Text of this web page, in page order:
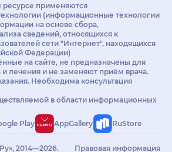
применяются
(информационные технологии
на основе сбора,
сведений, относящихся к
сети "Интернет", находящихся
Федерации)
на сайте, не предназначены для
и лечения и не заменяют приём врача.
Необходима консультация
в области информационных
Play AppGallery RuStore
2014—2026.
Правовая информация